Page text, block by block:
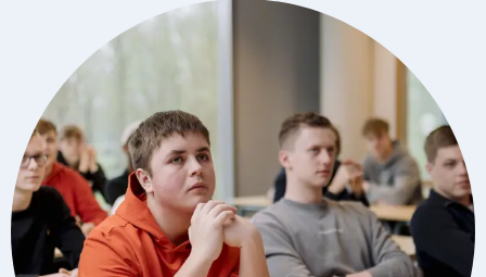
Functionele cookies
Functionele cookies hebben een functionele rol binnen de
website. De cookies zorgen ervoor dat de website goed
functioneert.
Analytische cookies
Analytische cookies geven ons inzicht in hoe de website wordt
gebruikt. Op basis van deze informatie kunnen wij deze website
gebruiksvriendelijker maken.